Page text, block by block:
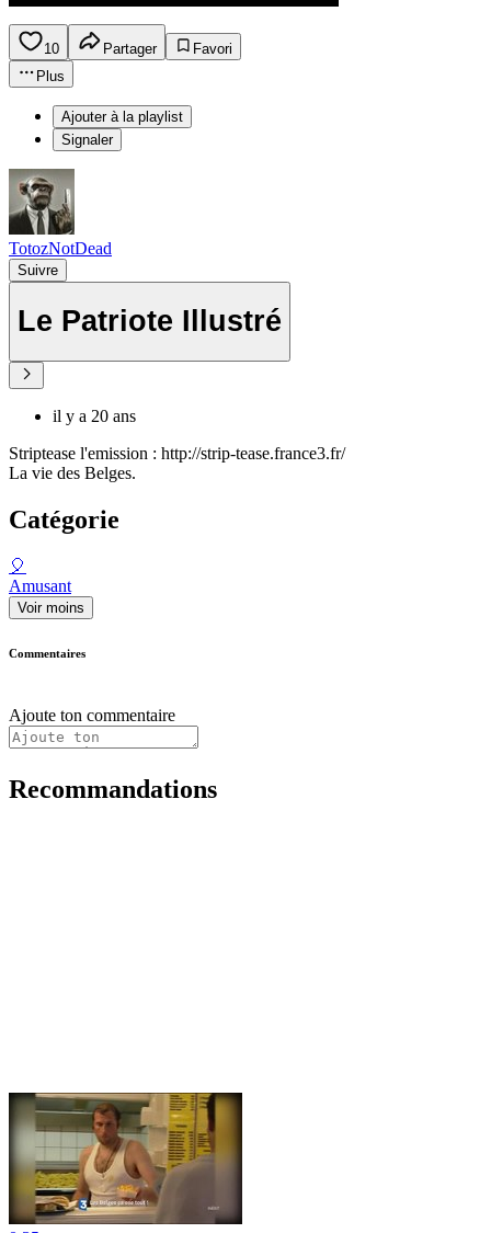
10 Partager
Favori
Plus
Ajouter à la playlist
Signaler
TotozNotDead
Suivre
Le Patriote Illustré
il y a 20 ans
Striptease l'emission : http://strip-tease.france3.fr/
La vie des Belges.
Catégorie
🎈
Amusant
Voir moins
Commentaires
Ajoute ton commentaire
Recommandations